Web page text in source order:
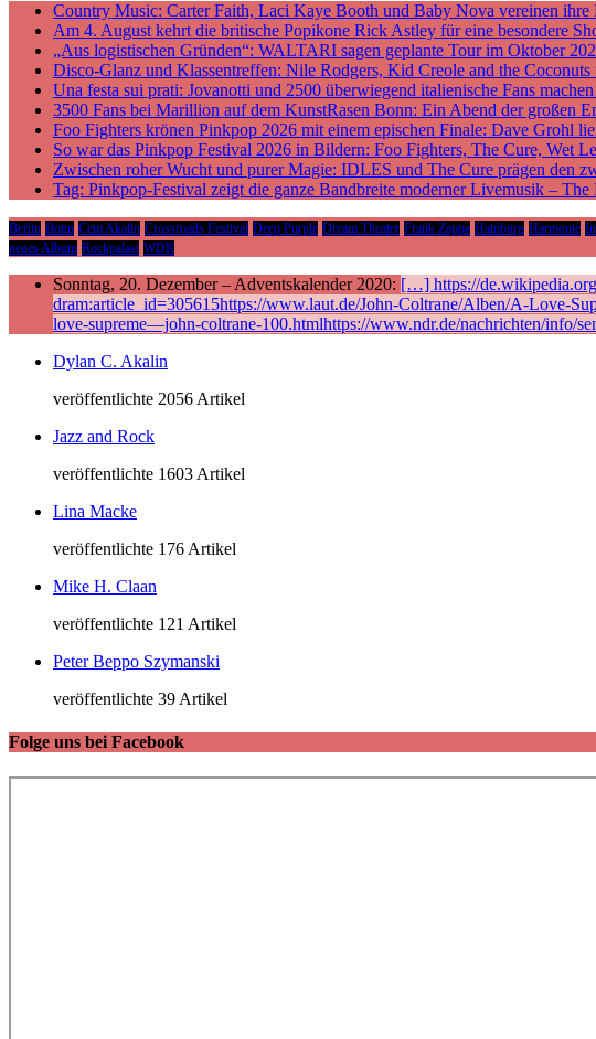
Country Music: Carter Faith, Laci Kaye Booth und Baby Nova vereinen
Am 4. August kehrt die britische Popikone Rick Astley für eine besondere
„Aus logistischen Gründen“: WALTARI sagen geplante Tour im Oktober
Disco-Glanz und Klassentreffen: Nile Rodgers, Kid Creole and the
Una festa sui prati: Jovanotti und 2500 überwiegend italienische Fans
3500 Fans bei Marillion auf dem KunstRasen Bonn: Ein Abend der großen
Foo Fighters krönen Pinkpop 2026 mit einem epischen Finale: Dave Grohl
So war das Pinkpop Festival 2026 in Bildern: Foo Fighters, The Cure, Wet
Zwischen roher Wucht und purer Magie: IDLES und The Cure prägen den
Tag: Pinkpop-Festival zeigt die ganze Bandbreite moderner Livemusik –
Berlin Bonn Cem Akalin Crossroads Festival Deep Purple Dream Theater Frank Zappa Hamburg Harmonie
neues Album Rockpalast WDR
Sonntag, 20. Dezember – Adventskalender 2020: […] https://
dram:article_id=305615https://www.laut.de/John-Coltrane/Alben/A-Love-
love-supreme—john-coltrane-100.htmlhttps://www.ndr.de/nachrichten/info/
Dylan C. Akalin
veröffentlichte 2056 Artikel
Jazz and Rock
veröffentlichte 1603 Artikel
Lina Macke
veröffentlichte 176 Artikel
Mike H. Claan
veröffentlichte 121 Artikel
Peter Beppo Szymanski
veröffentlichte 39 Artikel
Folge uns bei Facebook